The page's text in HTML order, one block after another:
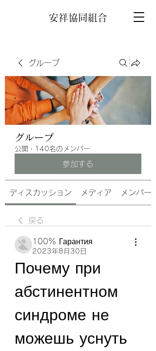
安祥協同組合
グループ
グループ
公開 · 140名のメンバー
参加する
ディスカッション メディア メンバー
戻る
100% Гарантия
2023年8月30日
Почему при
абстинентном
синдроме не
можешь уснуть